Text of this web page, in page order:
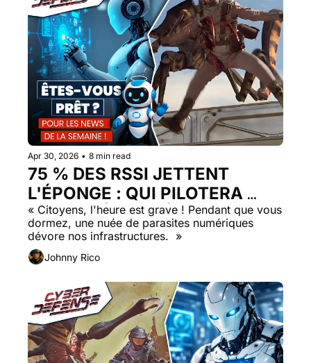
Apr 30, 2026 • 8 min read
75 % DES RSSI JETTENT
L'ÉPONGE : QUI PILOTERA
VOTRE SÉCURITÉ QUAND LE
SYSTÈME S'EFFONDRERA ?
« Citoyens, l'heure est grave ! Pendant que vous
dormez, une nuée de parasites numériques
dévore nos infrastructures.  »
Johnny Rico